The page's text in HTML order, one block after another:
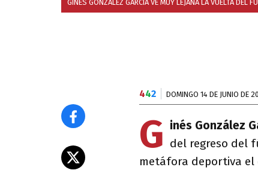
GINÉS GONZÁLEZ GARCÍA VE MUY LEJANA LA VUELTA DEL
442 DOMINGO 14 DE JUNIO DE
G inés González
del regreso del
metáfora deportiva el